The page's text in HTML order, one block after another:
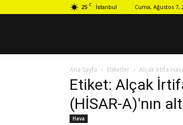
25 C İstanbul Cuma, Ağustos 7,
Ana Sayfa Etiketler Alçak İrtifa
Etiket: Alçak
(HİSAR-A)'nın
Hava